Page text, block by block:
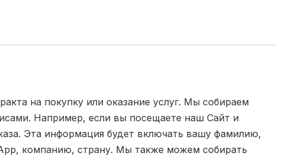
на покупку или оказание услуг. Мы собираем
Например, если вы посещаете наш Сайт и
Эта информация будет включать вашу фамилию,
компанию, страну. Мы также можем собирать